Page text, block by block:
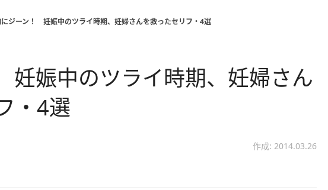
ジーン！ 妊娠中のツライ時期、妊婦さんを救ったセリフ・4選
娠中のツライ時期、妊婦さん
・4選
作成: 2014.03.26